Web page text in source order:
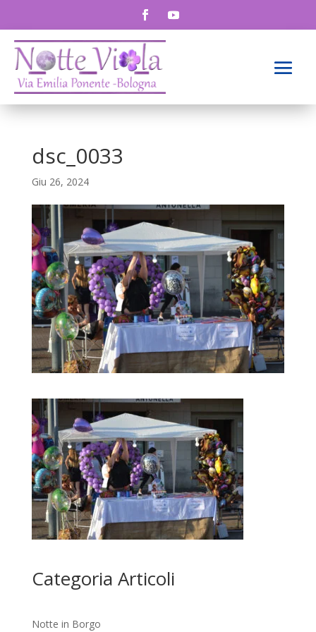
dsc_0033
Giu 26, 2024
Categoria Articoli
Notte in Borgo